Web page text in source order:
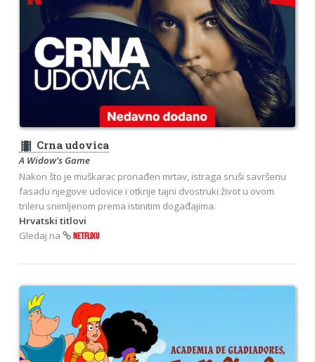
theaters Crna udovica
A Widow's Game
Nakon što je muškarac pronađen mrtav, istraga sruši savršenu
fasadu njegove udovice i otkrije tajni dvostruki život u ovom
trileru snimljenom prema istinitim događajima.
Hrvatski titlovi
Gledaj na
NETFLIXU